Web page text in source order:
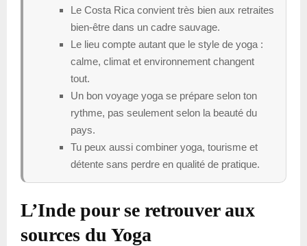
Le Costa Rica convient très bien aux retraites
bien-être dans un cadre sauvage.
Le lieu compte autant que le style de yoga :
calme, climat et environnement changent
tout.
Un bon voyage yoga se prépare selon ton
rythme, pas seulement selon la beauté du
pays.
Tu peux aussi combiner yoga, tourisme et
détente sans perdre en qualité de pratique.
L’Inde pour se retrouver aux
sources du Yoga